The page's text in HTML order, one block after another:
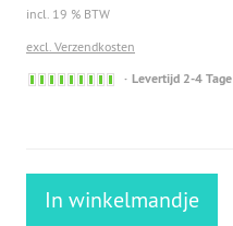
incl. 19 % BTW
excl. Verzendkosten
Sofort
Levertijd 2-4 Tage
In winkelmandje